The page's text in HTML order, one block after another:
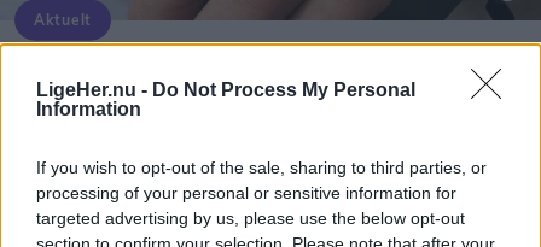
LigeHer.nu - Do Not Process My Personal
Information
If you wish to opt-out of the sale, sharing to third parties, or
processing of your personal or sensitive information for
targeted advertising by us, please use the below opt-out
section to confirm your selection. Please note that after your
Aktuelt
Ung mand risikerer både fængsel og
konfiskation af sin bil
Asbjørn Hansen
Følg os på Discover